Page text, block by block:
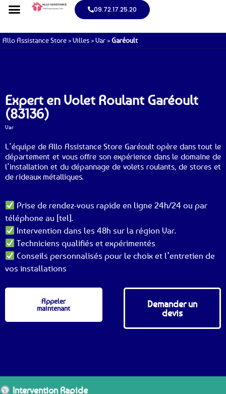
09.72.17.25.20
Allo Assistance Store >Villes >Var >Garéoult
Expert en Volet Roulant Garéoult
(83136)
Var
L’équipe de Allo Assistance Store Garéoult opère dans tout le
département et vous offre son expérience dans le domaine de
l’installation et du dépannage de volets roulants, de stores et
de rideaux métalliques.
Prise de rendez-vous rapide en ligne 24h/24 ou par
téléphone au [tel].
Intervention dans les 48h sur la région Var.
Techniciens qualifiés et expérimentés
Conseils personnalisés pour le choix et l’entretien de
vos installations
Appeler
maintenant
Demander un
devis
Intervention Rapide